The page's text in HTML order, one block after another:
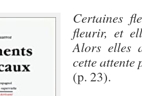
Certaines
fleurir, et
Alors elles
cette attente
(p. 23).